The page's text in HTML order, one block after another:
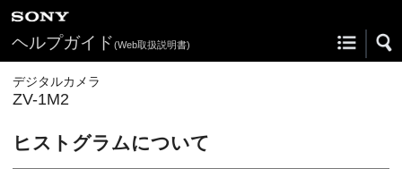
ヘルプガイド(Web取扱説明書)
デジタルカメラ
ZV-1M2
ヒストグラムについて